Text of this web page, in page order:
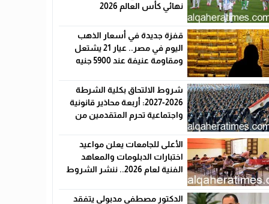
نهائي كأس العالم 2026
قفزة جديدة في أسعار الذهب
اليوم في مصر.. عيار 21 يشتعل
ومقاومة عنيفة عند 5900 جنيه
شروط الالتحاق بكلية الشرطة
2026-2027: أربعة محاذير قانونية
واجتماعية تحرم المتقدمين من
الأعلى للجامعات يعلن مواعيد
اختبارات الدبلومات والمعاهد
الفنية لعام 2026.. ننشر الشروط
الدكتور مصطفى مدبولي يتفقد